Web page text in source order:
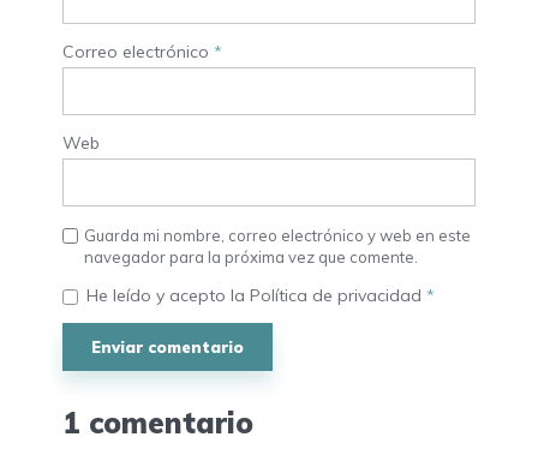
Correo electrónico *
Web
Guarda mi nombre, correo electrónico y web en este
navegador para la próxima vez que comente.
He leído y acepto la Política de privacidad *
1 comentario